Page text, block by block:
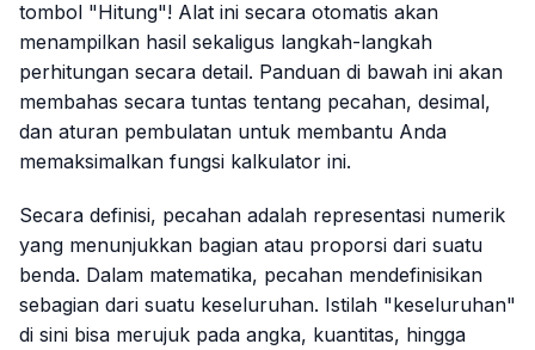
tombol "Hitung"! Alat ini secara otomatis akan
menampilkan hasil sekaligus langkah-langkah
perhitungan secara detail. Panduan di bawah ini akan
membahas secara tuntas tentang pecahan, desimal,
dan aturan pembulatan untuk membantu Anda
memaksimalkan fungsi kalkulator ini.
Secara definisi, pecahan adalah representasi numerik
yang menunjukkan bagian atau proporsi dari suatu
benda. Dalam matematika, pecahan mendefinisikan
sebagian dari suatu keseluruhan. Istilah "keseluruhan"
di sini bisa merujuk pada angka, kuantitas, hingga